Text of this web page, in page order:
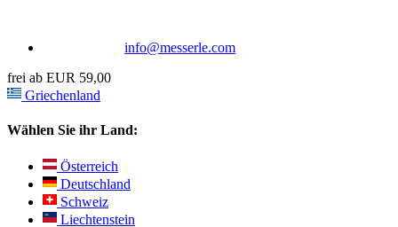
info@messerle.com
frei ab EUR 59,00
Griechenland
Wählen Sie ihr Land:
Österreich
Deutschland
Schweiz
Liechtenstein